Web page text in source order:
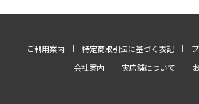
ご利用案内 特定商取引法に基づく表記
会社案内 実店舗について